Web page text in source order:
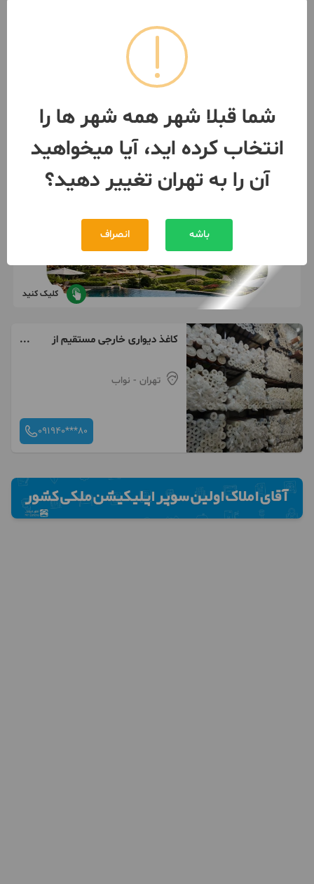
کلیک کنید
کاغذ دیواری خارجی مستقیم از
تهران - نواب
091940***80
شما قبلا شهر همه شهر ها را
انتخاب کرده اید، آیا میخواهید
آن را به تهران تغییر دهید؟
باشه انصراف